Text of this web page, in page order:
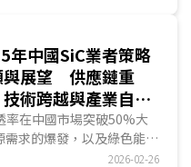
，促使磷化銦晶圓供應
口。...
年中國SiC業者策略
與展望 供應鏈重
術跨越與產業自主
率在中國市場突破50%大
求的爆發，以及綠色能源
快速擴張然而，隨著中國
2026-02-26